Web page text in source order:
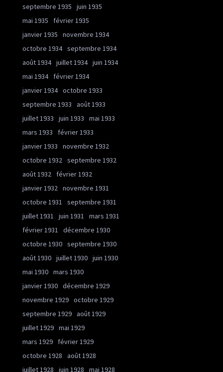
septembre 1935
juin 1935
mai 1935
février 1935
janvier 1935
novembre 1934
octobre 1934 septembre 1934
août 1934 juillet 1934 juin 1934
mai 1934
février 1934
janvier 1934 octobre 1933
septembre 1933
août 1933
juillet 1933
juin 1933
mai 1933
mars 1933
février 1933
janvier 1933
novembre 1932
octobre 1932 septembre 1932
août 1932
février 1932
janvier 1932 novembre 1931
octobre 1931
septembre 1931
juillet 1931
juin 1931
mars 1931
février 1931
décembre 1930
octobre 1930 septembre 1930
août 1930 juillet 1930 juin 1930
mai 1930 mars 1930
janvier 1930 décembre 1929
novembre 1929 octobre 1929
septembre 1929 août 1929
juillet 1929 mai 1929
mars 1929
février 1929
octobre 1928
août 1928
juillet 1928
juin 1928 mai 1928